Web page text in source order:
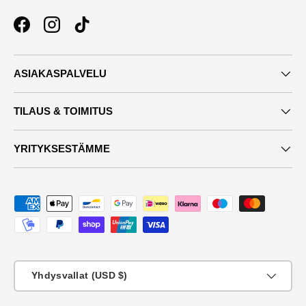
FacebookInstagramTikTok
ASIAKASPALVELU
TILAUS & TOIMITUS
YRITYKSESTÄMME
Maksutavat
Maa
Yhdysvallat (USD $)